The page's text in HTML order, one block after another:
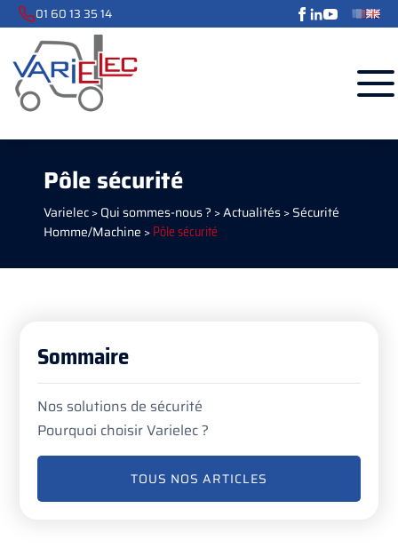
01 60 13 35 14
Pôle sécurité
Varielec>Qui sommes-nous ? >Actualités>Sécurité
Homme/Machine >Pôle sécurité
Sommaire
Nos solutions de sécurité
Pourquoi choisir Varielec ?
TOUS NOS ARTICLES